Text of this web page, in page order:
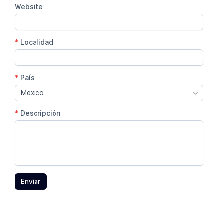
Website
* Localidad
* País
Mexico
* Descripción
Enviar